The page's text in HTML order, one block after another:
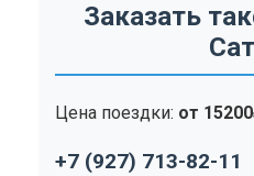
Заказать
Цена поездки: от
+7 (927) 713-82-11